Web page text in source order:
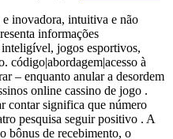
inovadora, intuitiva e não
informações
jogos esportivos,
código|abordagem|acesso à
– enquanto anular a desordem
online cassino de jogo .
contar significa que número
pesquisa seguir positivo . A
bônus de recebimento, o